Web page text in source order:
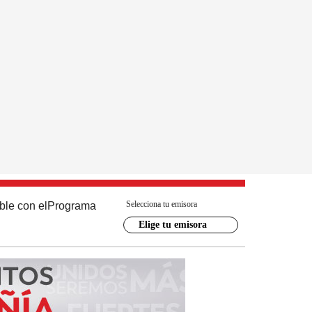
con el Programa Selecciona tu emisora
Elige tu emisora